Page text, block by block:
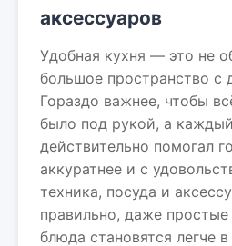
аксессуаров
Удобная кухня — это не
большое пространство с
Гораздо важнее, чтобы
было под рукой, а
действительно помогал
аккуратнее и с
техника, посуда и
правильно, даже
блюда становятся легче